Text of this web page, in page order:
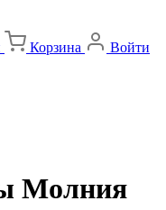
Корзина Войти
Молния